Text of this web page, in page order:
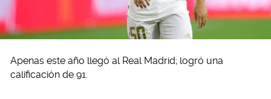
Apenas este año llegó al Real Madrid; logró una
calificación de 91.